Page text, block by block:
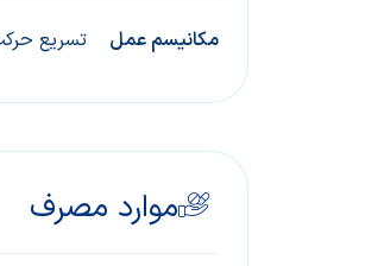
مکانیسم عمل تسریع
موارد مصرف